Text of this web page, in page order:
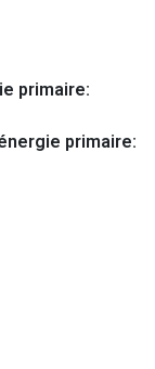
primaire:
primaire: